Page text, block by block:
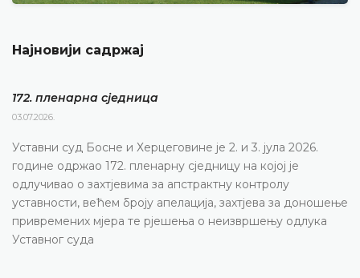
Најновији садржај
172. пленарна сједницa
03.07.2026.
Уставни суд Босне и Херцеговине је 2. и 3. јула 2026.
године одржао 172. пленарну сједницу на којој је
одлучивао о захтјевима за апстрактну контролу
уставности, већем броју апелација, захтјева за доношење
привремених мјера те рјешења о неизвршењу одлука
Уставног суда